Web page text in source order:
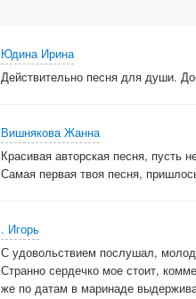
Юдина Ирина
Действительно песня для души.
Вишнякова Жанна
Красивая авторская песня, пусть
Самая первая твоя песня,
. Игорь
С удовольствием послушал,
Странно сердечко мое стоит,
же по датам в маринаде